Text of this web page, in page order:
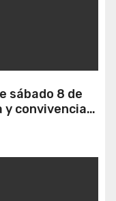
sábado 8 de
y convivencia